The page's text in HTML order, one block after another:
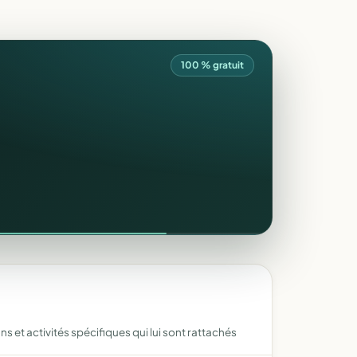
100 % gratuit
et activités spécifiques qui lui sont rattachés